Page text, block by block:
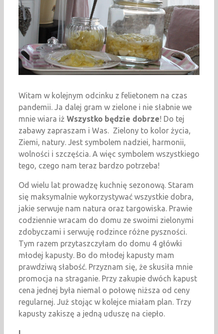
Witam w kolejnym odcinku z felietonem na czas
pandemii. Ja dalej gram w zielone i nie słabnie we
mnie wiara iż Wszystko będzie dobrze! Do tej
zabawy zapraszam i Was. Zielony to kolor życia,
Ziemi, natury. Jest symbolem nadziei, harmonii,
wolności i szczęścia. A więc symbolem wszystkiego
tego, czego nam teraz bardzo potrzeba!
Od wielu lat prowadzę kuchnię sezonową. Staram
się maksymalnie wykorzystywać wszystkie dobra,
jakie serwuje nam natura oraz targowiska. Prawie
codziennie wracam do domu ze swoimi zielonymi
zdobyczami i serwuję rodzince różne pyszności.
Tym razem przytaszczyłam do domu 4 główki
młodej kapusty. Bo do młodej kapusty mam
prawdziwą słabość. Przyznam się, że skusiła mnie
promocja na straganie. Przy zakupie dwóch kapust
cena jednej była niemal o połowę niższa od ceny
regularnej. Już stojąc w kolejce miałam plan. Trzy
kapusty zakiszę a jedną uduszę na ciepło.